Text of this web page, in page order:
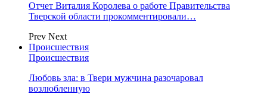
Отчет Виталия Королева о работе Правительства
Тверской области прокомментировали…
Prev Next
Происшествия
Происшествия
Любовь зла: в Твери мужчина разочаровал
возлюбленную